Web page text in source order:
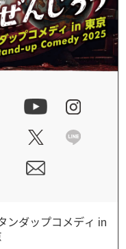
ンダップコメディ in